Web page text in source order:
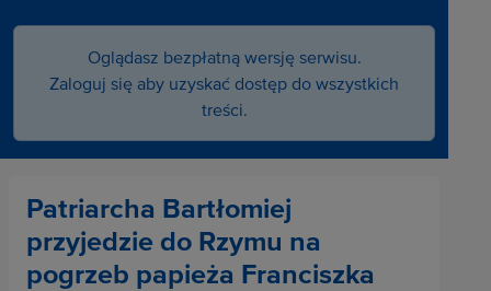
Oglądasz bezpłatną wersję serwisu.
Zaloguj się aby uzyskać dostęp do wszystkich
treści.
Patriarcha Bartłomiej
przyjedzie do Rzymu na
pogrzeb papieża Franciszka